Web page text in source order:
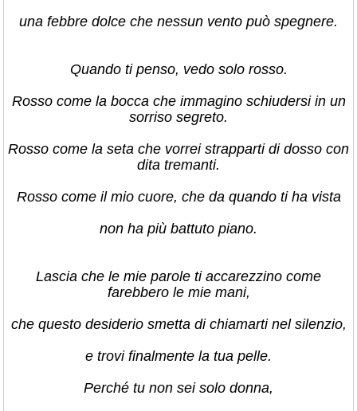
una febbre dolce che nessun vento può spegnere.
Quando ti penso, vedo solo rosso.
Rosso come la bocca che immagino schiudersi in un
sorriso segreto.
Rosso come la seta che vorrei strapparti di dosso con
dita tremanti.
Rosso come il mio cuore, che da quando ti ha vista
non ha più battuto piano.
Lascia che le mie parole ti accarezzino come
farebbero le mie mani,
che questo desiderio smetta di chiamarti nel silenzio,
e trovi finalmente la tua pelle.
Perché tu non sei solo donna,